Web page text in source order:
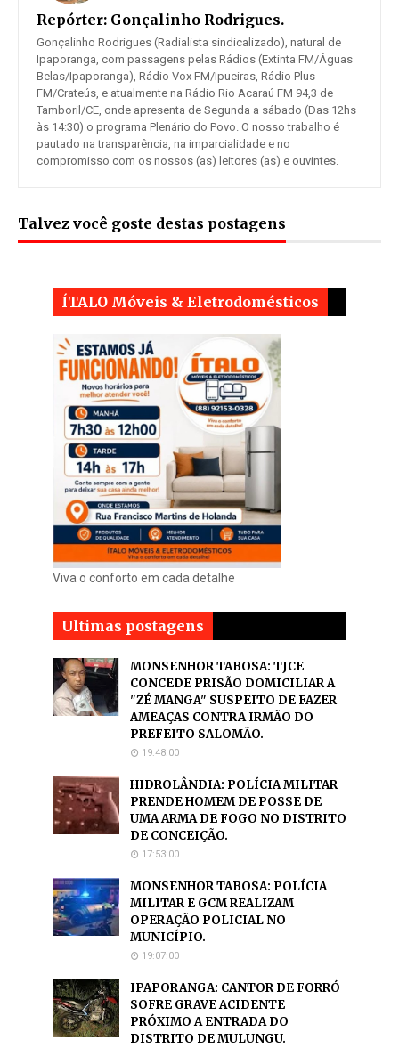
Repórter: Gonçalinho Rodrigues.
Gonçalinho Rodrigues (Radialista sindicalizado), natural de
Ipaporanga, com passagens pelas Rádios (Extinta FM/Águas
Belas/Ipaporanga), Rádio Vox FM/Ipueiras, Rádio Plus
FM/Crateús, e atualmente na Rádio Rio Acaraú FM 94,3 de
Tamboril/CE, onde apresenta de Segunda a sábado (Das 12hs
às 14:30) o programa Plenário do Povo. O nosso trabalho é
pautado na transparência, na imparcialidade e no
compromisso com os nossos (as) leitores (as) e ouvintes.
Talvez você goste destas postagens
ÍTALO Móveis & Eletrodomésticos
Viva o conforto em cada detalhe
Ultimas postagens
MONSENHOR TABOSA: TJCE
CONCEDE PRISÃO DOMICILIAR A
"ZÉ MANGA" SUSPEITO DE FAZER
AMEAÇAS CONTRA IRMÃO DO
PREFEITO SALOMÃO.
19:48:00
HIDROLÂNDIA: POLÍCIA MILITAR
PRENDE HOMEM DE POSSE DE
UMA ARMA DE FOGO NO DISTRITO
DE CONCEIÇÃO.
17:53:00
MONSENHOR TABOSA: POLÍCIA
MILITAR E GCM REALIZAM
OPERAÇÃO POLICIAL NO
MUNICÍPIO.
19:07:00
IPAPORANGA: CANTOR DE FORRÓ
SOFRE GRAVE ACIDENTE
PRÓXIMO A ENTRADA DO
DISTRITO DE MULUNGU.